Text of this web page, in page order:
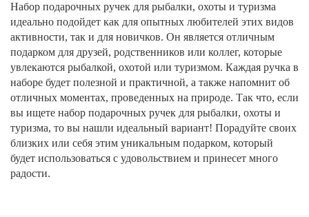
Набор подарочных ручек для рыбалки, охоты и туризма
идеально подойдет как для опытных любителей этих видов
активности, так и для новичков. Он является отличным
подарком для друзей, родственников или коллег, которые
увлекаются рыбалкой, охотой или туризмом. Каждая ручка в
наборе будет полезной и практичной, а также напомнит об
отличных моментах, проведенных на природе. Так что, если
вы ищете набор подарочных ручек для рыбалки, охоты и
туризма, то вы нашли идеальный вариант! Порадуйте своих
близких или себя этим уникальным подарком, который
будет использоваться с удовольствием и принесет много
радости.